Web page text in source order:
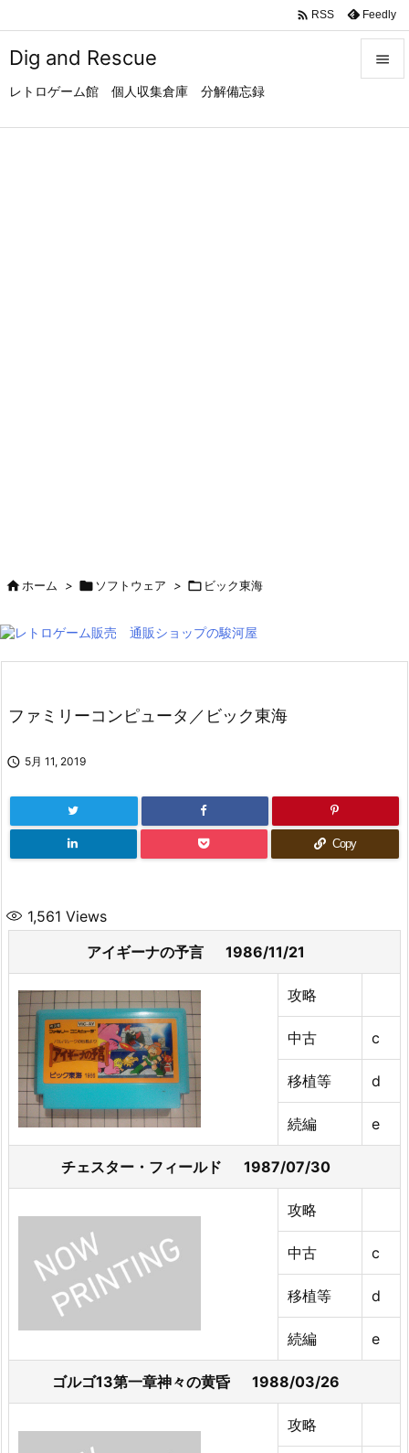
Dig and Rescue
レトロゲーム館 個人収集倉庫 分解備忘録

 RSS Feedly
ホーム >  ソフトウェア >  ビック東海
ファミリーコンピュータ／ビック東海
 5月 11, 2019
Copy
1,561 Views
アイギーナの予言 1986/11/21
攻略
中古 c
移植等 d
続編 e
チェスター・フィールド 1987/07/30
攻略
中古 c
移植等 d
続編 e
ゴルゴ13第一章神々の黄昏 1988/03/26
攻略